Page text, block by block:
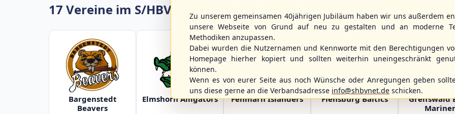
17 Vereine im S/HBV
Bargenstedt
Beavers
Elmshorn Alligators Fehmarn Islanders Flensburg Baltics
Greifswald
Zu unserem gemeinsamen 40jährigen Jubiläum haben wir uns außerdem
unsere Webseite von Grund auf neu zu gestalten und an moderne
Methodiken anzupassen.
Dabei wurden die Nutzernamen und Kennworte mit den Berechtigungen
Homepage hierher kopiert und sollten weiterhin uneingeschränkt
können.
Wenn es von eurer Seite aus noch Wünsche oder Anregungen geben
uns diese gerne an die Verbandsadresse info@shbvnet.de schicken.